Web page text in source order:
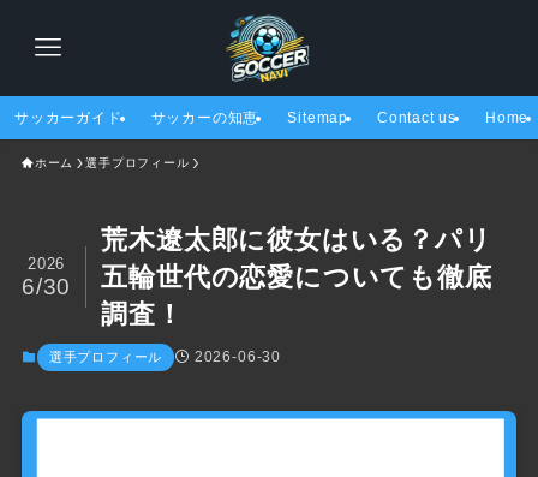
サッカーガイド サッカーの知恵 Sitemap Contact us Home
ホーム 選手プロフィール
荒木遼太郎に彼女はいる？パリ
五輪世代の恋愛についても徹底
調査！
2026
6/30
選手プロフィール 2026-06-30